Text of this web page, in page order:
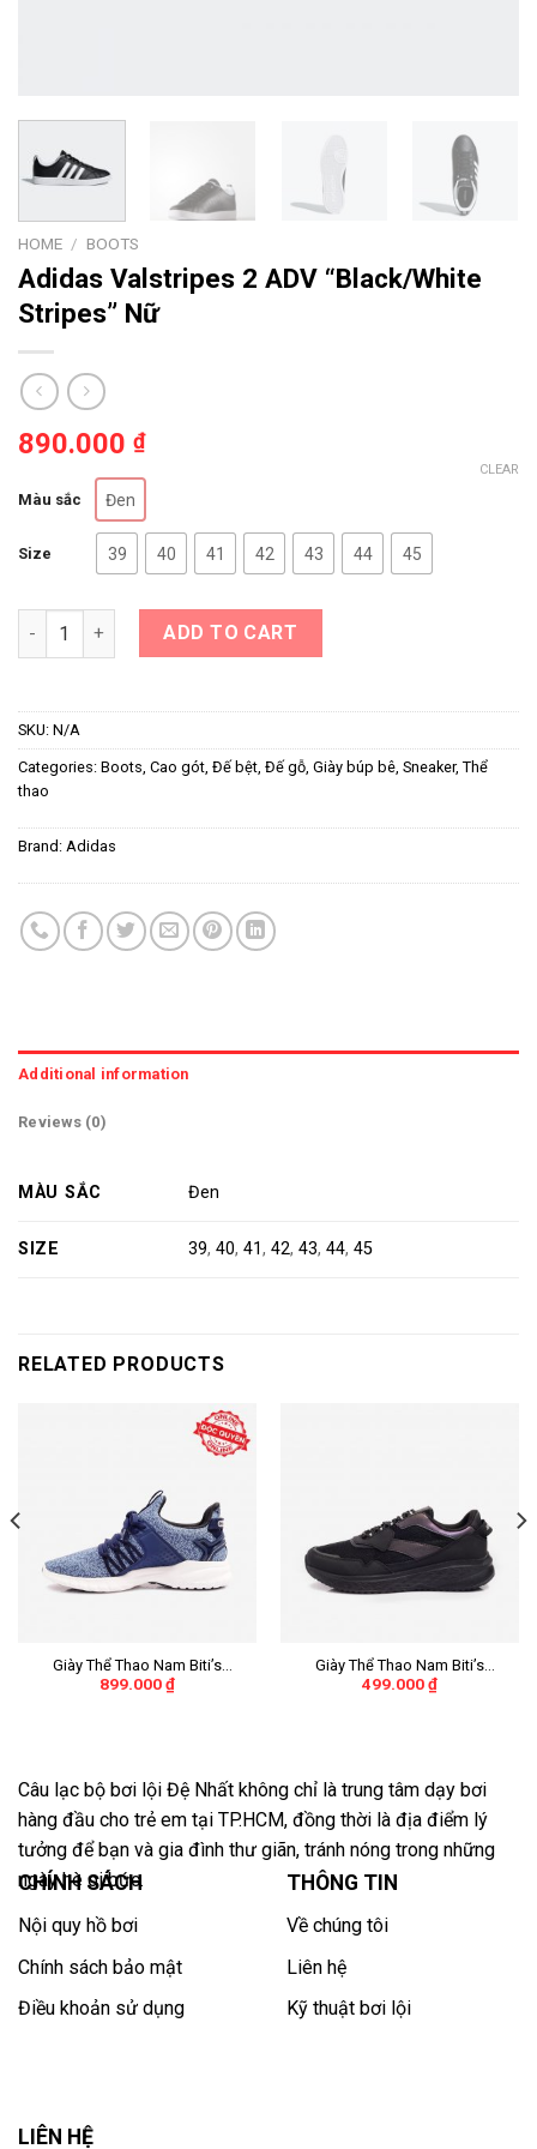
HOME / BOOTS
Adidas Valstripes 2 ADV “Black/White
Stripes” Nữ
890.000 ₫
Màu sắc Đen
Size 39 40 41 42 43 44 45
CLEAR
Adidas Valstripes 2 ADV “Black/White Stripes” Nữ quantity
ADD TO CART
SKU: N/A
Categories: Boots, Cao gót, Đế bệt, Đế gỗ, Giày búp bê, Sneaker, Thể
thao
Brand: Adidas
Additional information
Reviews (0)
MÀU SẮC Đen
SIZE 39,40,41,42,43,44,45
RELATED PRODUCTS
Giày Thể Thao Nam Biti’s
Hunter X Liteknit
899.000₫
Giày Thể Thao Nam Biti’s
Hunter Core – Midnight Black
499.000₫
Câu lạc bộ bơi lội Đệ Nhất không chỉ là trung tâm dạy bơi
hàng đầu cho trẻ em tại TP.HCM, đồng thời là địa điểm lý
tưởng để bạn và gia đình thư giãn, tránh nóng trong những
ngày hè oi bức.
CHÍNH SÁCH
Nội quy hồ bơi
Chính sách bảo mật
Điều khoản sử dụng
THÔNG TIN
Về chúng tôi
Liên hệ
Kỹ thuật bơi lội
LIÊN HỆ